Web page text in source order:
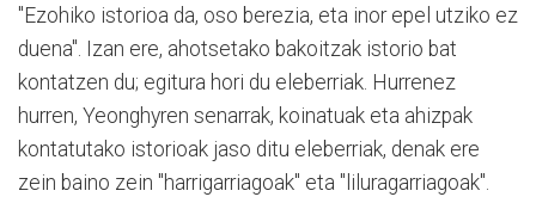
"Ezohiko istorioa da, oso berezia, eta inor epel utziko ez
duena". Izan ere, ahotsetako bakoitzak istorio bat
kontatzen du; egitura hori du eleberriak. Hurrenez
hurren, Yeonghyren senarrak, koinatuak eta ahizpak
kontatutako istorioak jaso ditu eleberriak, denak ere
zein baino zein "harrigarriagoak" eta "liluragarriagoak".